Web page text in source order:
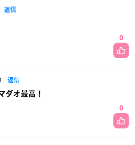
返信
0
返信
ダオ最高！
0